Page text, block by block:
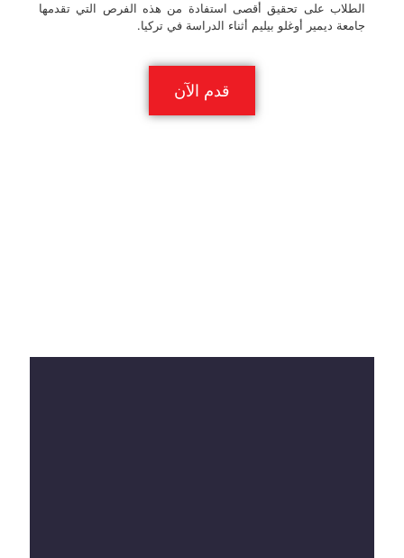
الطلاب على تحقيق أقصى استفادة من هذه الفرص التي تقدمها
جامعة ديمير أوغلو بيليم أثناء الدراسة في تركيا.
قدم الآن